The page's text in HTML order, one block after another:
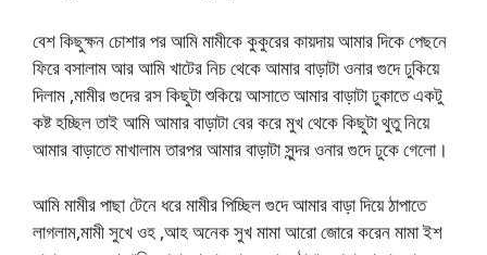
বেশ কিছুক্ষন চোশার পর আমি মামীকে কুকুরের কায়দায় আমার দিকে পেছনে
ফিরে বসালাম আর আমি খাটের নিচ থেকে আমার বাড়াটা ওনার গুদে ঢুকিয়ে
দিলাম ,মামীর গুদের রস কিছুটা শুকিয়ে আসাতে আমার বাড়াটা ঢুকাতে একটু
কষ্ট হচ্ছিল তাই আমি আমার বাড়াটা বের করে মুখ থেকে কিছুটা থুতু নিয়ে
আমার বাড়াতে মাখালাম তারপর আমার বাড়াটা সুন্দর ওনার গুদে ঢুকে গেলো।
আমি মামীর পাছা টেনে ধরে মামীর পিচ্ছিল গুদে আমার বাড়া দিয়ে ঠাপাতে
লাগলাম,মামী সুখে ওহ ,আহ অনেক সুখ মামা আরো জোরে করেন মামা ইশ